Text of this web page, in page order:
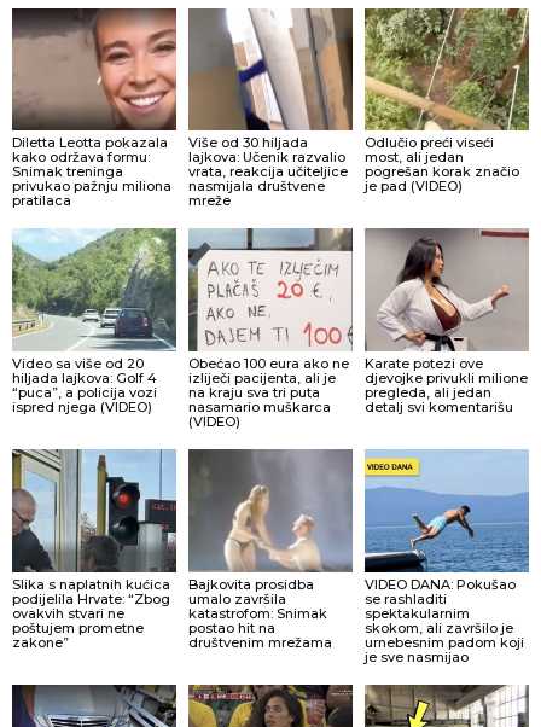
Diletta Leotta pokazala
kako održava formu:
Snimak treninga
privukao pažnju miliona
pratilaca
Više od 30 hiljada
lajkova: Učenik razvalio
vrata, reakcija učiteljice
nasmijala društvene
mreže
Odlučio preći viseći
most, ali jedan
pogrešan korak značio
je pad (VIDEO)
Video sa više od 20
hiljada lajkova: Golf 4
“puca”, a policija vozi
ispred njega (VIDEO)
Obećao 100 eura ako ne
izliječi pacijenta, ali je
na kraju sva tri puta
nasamario muškarca
(VIDEO)
Karate potezi ove
djevojke privukli milione
pregleda, ali jedan
detalj svi komentarišu
Slika s naplatnih kućica
podijelila Hrvate: “Zbog
ovakvih stvari ne
poštujem prometne
zakone”
Bajkovita prosidba
umalo završila
katastrofom: Snimak
postao hit na
društvenim mrežama
VIDEO DANA: Pokušao
se rashladiti
spektakularnim
skokom, ali završilo je
urnebesnim padom koji
je sve nasmijao